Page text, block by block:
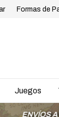
Formas de
Juegos
A TODO EL